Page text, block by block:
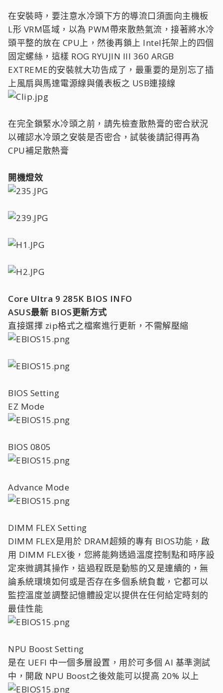
在安裝時，要注意水冷頭下方的導流口須面向主機板
L形 VRM區域，以為 PWM帶來散熱氣流，接著將水冷
頭平整的放在 CPU上，然後再鎖上 Intel托架上的四個
固定螺絲，這樣 ROG RYUJIN III 360 ARGB
EXTREME的安裝就大功告成了，最重要的是別忘了插
上風扇與馬達電源線與儀表板之 USB連接線
在完全鎖緊水冷頭之前，請先檢查散熱膏的密合狀況
以確認水冷頭之安裝是否密合，試裝後請記得再為
CPU補足散熱膏
開機燈效
Core Ultra 9 285K BIOS INFO
ASUS最新 BIOS更新方式
直接選擇 zip格式之檔案進行更新，不需解壓縮
BIOS Setting
EZ Mode
BIOS 0805
Advance Mode
DIMM FLEX Setting
DIMM FLEX是用於 DRAM超頻的專有 BIOS功能，啟
用 DIMM FLEX後，您將能夠透過溫度控制點和時序設
定來微調其操作，這過程既是動態的又是連續的，無
論系統環境如何或是否存在多個系統負載，它都可以
監控溫度並調整記憶體設定以提供在任何給定時刻的
最佳性能
NPU Boost Setting
是在 UEFI 中一個多層設置，用於可多個 AI 基準測試
中，開啟 NPU Boost之後效能可以提高 20% 以上